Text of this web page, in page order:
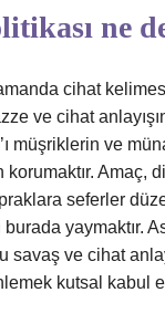
ne
cihat
ve cihat
müşriklerin ve
korumaktır. Amaç,
seferler
burada yaymaktır.
savaş ve cihat
kutsal kabul